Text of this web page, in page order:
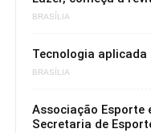
BRASÍLIA
Tecnologia
BRASÍLIA
Associação Esporte
Secretaria de